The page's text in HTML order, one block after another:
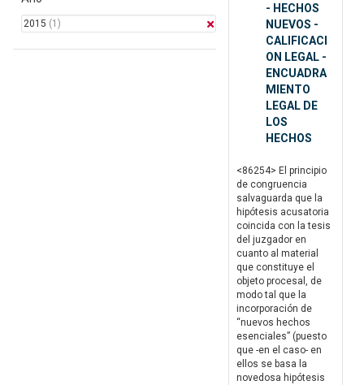
2015 (1)
- HECHOS
NUEVOS -
CALIFICACI
ON LEGAL -
ENCUADRA
MIENTO
LEGAL DE
LOS
HECHOS
<86254> El principio
de congruencia
salvaguarda que la
hipótesis acusatoria
coincida con la tesis
del juzgador en
cuanto al material
que constituye el
objeto procesal, de
modo tal que la
incorporación de
“nuevos hechos
esenciales” (puesto
que -en el caso- en
ellos se basa la
novedosa hipótesis